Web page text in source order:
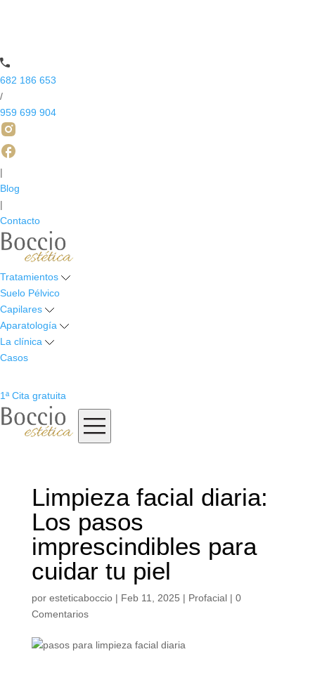
682 186 653
/
959 699 904
|
Blog
|
Contacto
Tratamientos
Suelo Pélvico
Capilares
Aparatología
La clínica
Casos
1ª Cita gratuita
Limpieza facial diaria:
Los pasos
imprescindibles para
cuidar tu piel
por esteticaboccio| Feb 11, 2025 | Profacial| 0
Comentarios